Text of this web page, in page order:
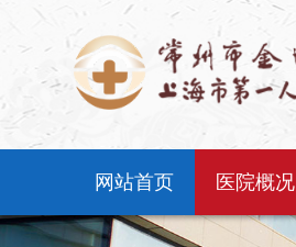
网站首页 医院概况